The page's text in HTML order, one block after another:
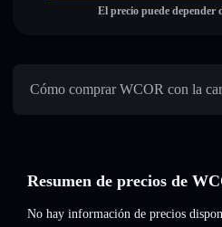
El precio puede depender
Cómo comprar WCOR con la
Resumen de precios de
No hay información de precios